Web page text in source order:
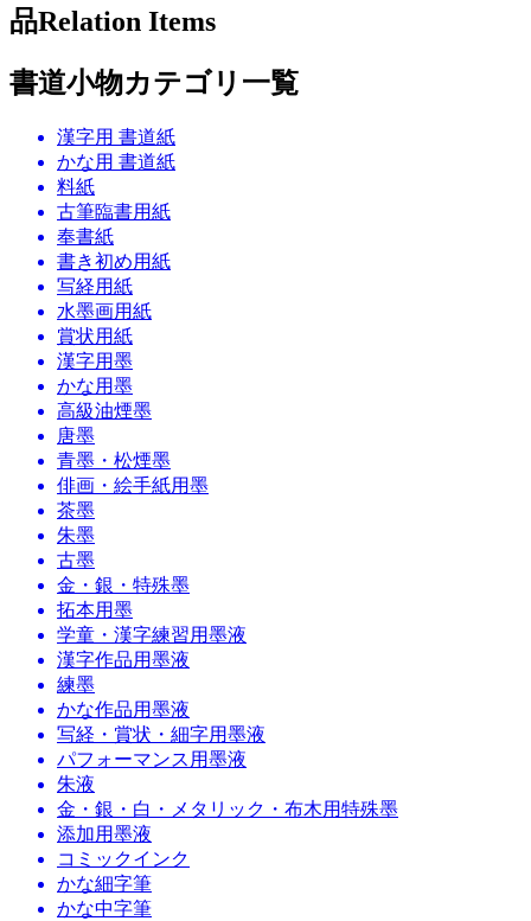
品Relation Items
書道小物カテゴリ一覧
漢字用 書道紙
かな用 書道紙
料紙
古筆臨書用紙
奉書紙
書き初め用紙
写経用紙
水墨画用紙
賞状用紙
漢字用墨
かな用墨
高級油煙墨
唐墨
青墨・松煙墨
俳画・絵手紙用墨
茶墨
朱墨
古墨
金・銀・特殊墨
拓本用墨
学童・漢字練習用墨液
漢字作品用墨液
練墨
かな作品用墨液
写経・賞状・細字用墨液
パフォーマンス用墨液
朱液
金・銀・白・メタリック・布木用特殊墨
添加用墨液
コミックインク
かな細字筆
かな中字筆